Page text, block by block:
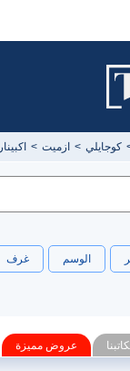
كوجايلي ازميت اكبينار
الوسم غرف
عروض مميزة